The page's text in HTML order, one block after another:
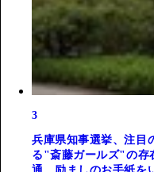
3
兵庫県知事選挙、注
る"斎藤ガールズ"の存